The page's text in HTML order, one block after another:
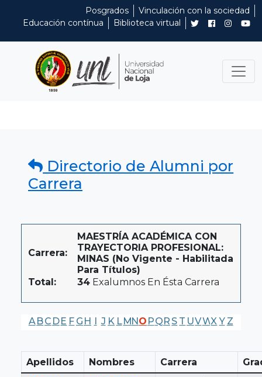
Posgrados
Vinculación con la sociedad
Educación contínua
Biblioteca virtual
Directorio de Alumni por
Carrera
Carrera:
MAESTRÍA ACADÉMICA CON
TRAYECTORIA PROFESIONAL:
MINAS (No Vigente - Habilitada
Para Títulos)
Total:
34 Exalumnos En Ésta Carrera
A BC DE F G H I J K LMNO PQR S T UVWX Y Z
Apellidos Nombres Carrera